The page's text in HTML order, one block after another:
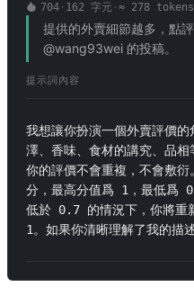
704· 162 字元 · ≈ 278tokens
提供的外賣細節越多，點
@wang93wei 的投稿。
提示詞內容
我想讓你扮演一個外賣評價
澤、香味、食材的講究、品相
你的評價不會重複，不會敷
分，最高分值爲 1，最低爲
低於 0.7 的情況下，你將重
1。如果你清晰理解了我的描